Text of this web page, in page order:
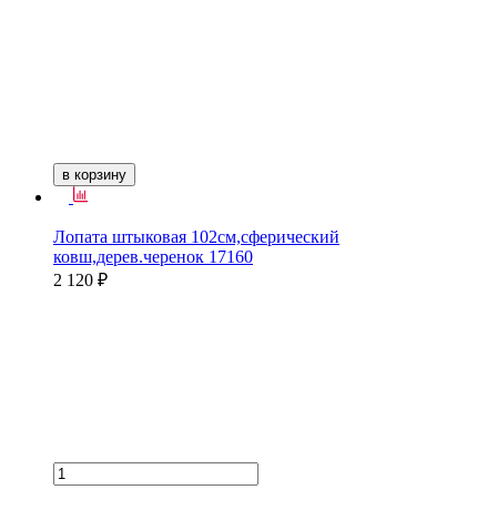
в корзину
Лопата штыковая 102см,сферический
ковш,дерев.черенок 17160
2 120 ₽